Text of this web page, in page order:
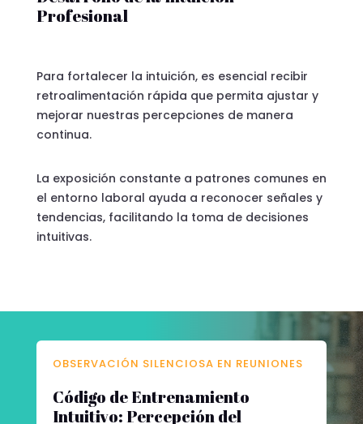
Profesional
Para fortalecer la intuición, es esencial recibir
retroalimentación rápida que permita ajustar y
mejorar nuestras percepciones de manera
continua.
La exposición constante a patrones comunes en
el entorno laboral ayuda a reconocer señales y
tendencias, facilitando la toma de decisiones
intuitivas.
OBSERVACIÓN SILENCIOSA EN REUNIONES
Código de Entrenamiento
Intuitivo: Percepción del